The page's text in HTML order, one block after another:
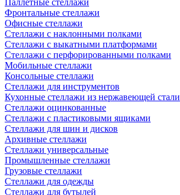
Паллетные стеллажи
Фронтальные стеллажи
Офисные стеллажи
Стеллажи с наклонными полками
Стеллажи с выкатными платформами
Стеллажи с перфорированными полками
Мобильные стеллажи
Консольные стеллажи
Стеллажи для инструментов
Кухонные стеллажи из нержавеющей стали
Стеллажи оцинкованные
Стеллажи с пластиковыми ящиками
Стеллажи для шин и дисков
Архивные стеллажи
Стеллажи универсальные
Промышленные стеллажи
Грузовые стеллажи
Стеллажи для одежды
Стеллажи для бутылей